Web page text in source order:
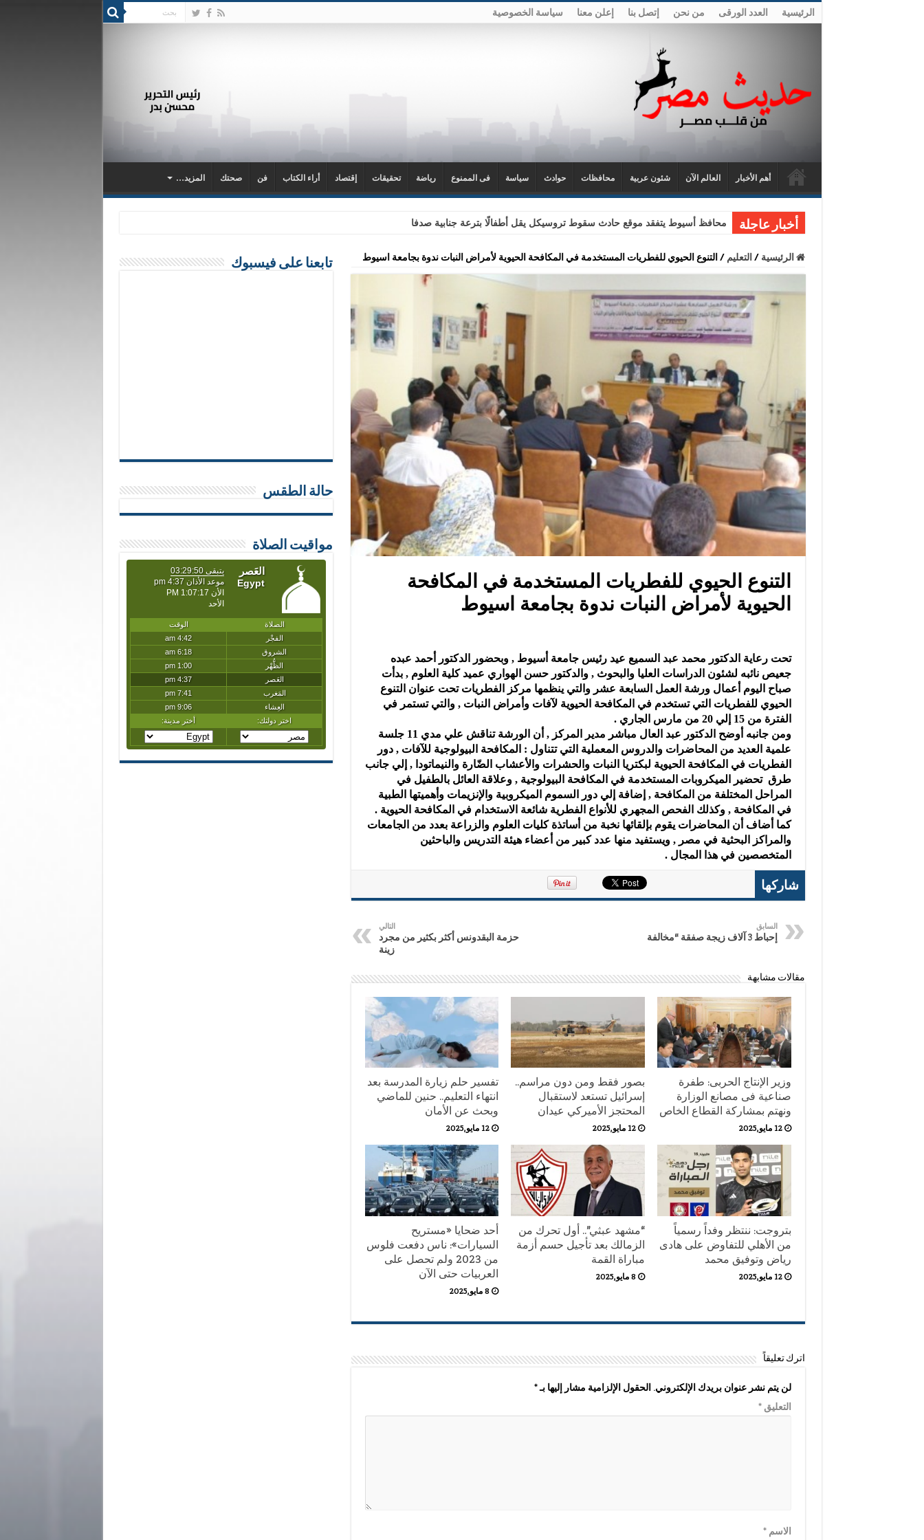
الرئيسية العدد الورقى من نحن إتصل بنا إعلن معنا سياسة الخصوصية
أهم الأخبار العالم الآن شئون عربية محافظات حوادث سياسة فى الممنوع رياضة تحقيقات إقتصاد أراء الكتاب فن صحتك المزيد…
أخبار عاجلة محافظ أسيوط يتفقد موقع حادث سقوط تروسيكل يقل أطفالًا بترعة جنابية صدفا
الرئيسية / التعليم /التنوع الحيوي للفطريات المستخدمة في المكافحة الحيوية لأمراض النبات ندوة بجامعة اسيوط
التنوع الحيوي للفطريات المستخدمة في المكافحة
الحيوية لأمراض النبات ندوة بجامعة اسيوط
تحت رعاية الدكتور محمد عبد السميع عيد رئيس جامعة أسيوط , وبحضور الدكتور أحمد عبده
جعيص نائبه لشئون الدراسات العليا والبحوث , والدكتور حسن الهواري عميد كلية العلوم , بدأت
صباح اليوم أعمال ورشة العمل السابعة عشر والتي ينظمها مركز الفطريات تحت عنوان التنوع
الحيوي للفطريات التي تستخدم في المكافحة الحيوية لآفات وأمراض النبات , والتي تستمر في
الفترة من 15 إلي 20 من مارس الجاري .
ومن جانبه أوضح الدكتور عبد العال مباشر مدير المركز , أن الورشة تناقش علي مدي 11 جلسة
علمية العديد من المحاضرات والدروس المعملية التي تتناول : المكافحة البيولوجية للآفات , دور
الفطريات في المكافحة الحيوية لبكتريا النبات والحشرات والأعشاب الضّارة والنيماتودا , إلي جانب
طرق تحضير الميكروبات المستخدمة في المكافحة البيولوجية , وعلاقة العائل بالطفيل في
المراحل المختلفة من المكافحة , إضافة إلي دور السموم الميكروبية والإنزيمات وأهميتها الطبية
في المكافحة , وكذلك الفحص المجهري للأنواع الفطرية شائعة الاستخدام في المكافحة الحيوية .
كما أضاف أن المحاضرات يقوم بإلقائها نخبة من أساتذة كليات العلوم والزراعة بعدد من الجامعات
والمراكز البحثية في مصر , ويستفيد منها عدد كبير من أعضاء هيئة التدريس والباحثين
المتخصصين في هذا المجال .
شاركها
السابق
إحباط 3 آﻻف زيجة صفقة “مخالفة
التالي
حزمة البقدونس أكثر بكثير من مجرد
زينة
مقالات مشابهة
وزير الإنتاج الحربى: طفرة
صناعية فى مصانع الوزارة
ونهتم بمشاركة القطاع الخاص
12 مايو,2025
بصور فقط ومن دون مراسم..
إسرائيل تستعد لاستقبال
المحتجز الأميركي عيدان
12 مايو,2025
تفسير حلم زيارة المدرسة بعد
انتهاء التعليم.. حنين للماضي
وبحث عن الأمان
12 مايو,2025
بتروجت: ننتظر وفداً رسمياً
من الأهلي للتفاوض على هادى
رياض وتوفيق محمد
12 مايو,2025
“مشهد عبثي”.. أول تحرك من
الزمالك بعد تأجيل حسم أزمة
مباراة القمة
8 مايو,2025
أحد ضحايا «مستريح
السيارات»: ناس دفعت فلوس
من 2023 ولم تحصل على
العربيات حتى الآن
8 مايو,2025
اترك تعليقاً
لن يتم نشر عنوان بريدك الإلكتروني. الحقول الإلزامية مشار إليها بـ*
التعليق*
الاسم*
تابعنا على فيسبوك
حالة الطقس
مواقيت الصلاة